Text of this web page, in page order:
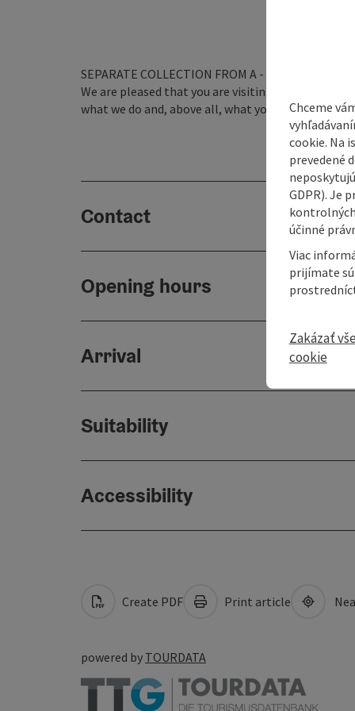
SEPARATE COLLECTION FROM A - Z!
We are pleased that you are visiting us. On the
what we do and, above all, what you get out of it!
Contact
Opening hours
Arrival
Suitability
Accessibility
Create PDF Print article
powered by TOURDATA
Chceme
cookie. Na
prevedené
GDPR). Je
účinné
Viac
prijímate
Zakázať
cookie